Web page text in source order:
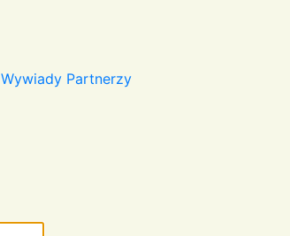
Wywiady Partnerzy